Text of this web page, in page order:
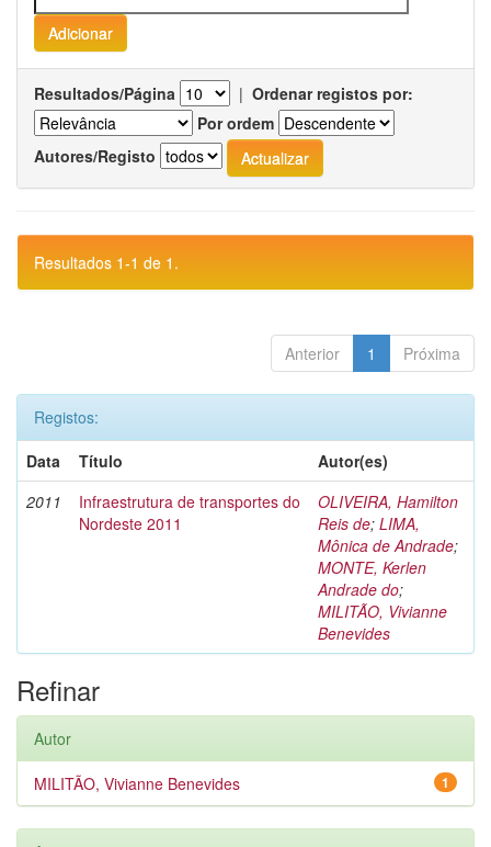
Resultados/Página | Ordenar registos por:
Por ordem
Autores/Registo
Resultados 1-1 de 1.
Anterior 1 Próxima
Registos:
Data
Título
Autor(es)
2011
Infraestrutura de transportes do
Nordeste 2011
OLIVEIRA, Hamilton
Reis de; LIMA,
Mônica de Andrade;
MONTE, Kerlen
Andrade do;
MILITÃO, Vivianne
Benevides
Refinar
Autor
1
MILITÃO, Vivianne Benevides